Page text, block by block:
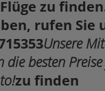
zu
rufen Sie
Unsere
die besten
zu finden